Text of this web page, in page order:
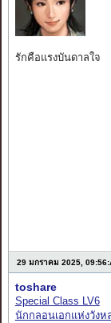
รักคือแรงบันดาลใจ
29 มกราคม 2025,
toshare
Special Class LV6
นักกลอนเอกแห่งวังห